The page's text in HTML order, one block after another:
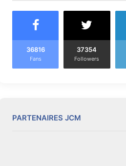
36816
Fans
37354
Followers
PARTENAIRES JCM